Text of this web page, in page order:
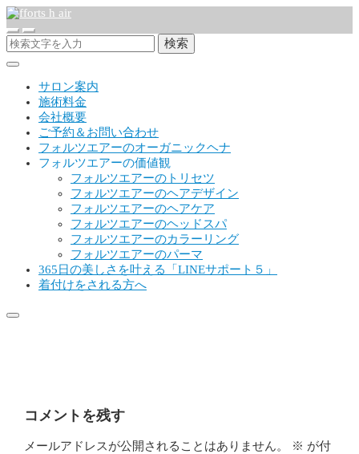
検索
サロン案内
施術料金
会社概要
ご予約＆お問い合わせ
フォルツエアーのオーガニックヘナ
フォルツエアーの価値観
フォルツエアーのトリセツ
フォルツエアーのヘアデザイン
フォルツエアーのヘアケア
フォルツエアーのヘッドスパ
フォルツエアーのカラーリング
フォルツエアーのパーマ
365日の美しさを叶える「LINEサポート５」
着付けをされる方へ
コメントを残す
メールアドレスが公開されることはありません。 ※ が付